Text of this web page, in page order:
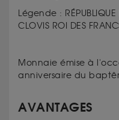
Légende : RÉPUBLIQUE
CLOVIS ROI DES
Monnaie émise à
anniversaire du
AVANTAGES